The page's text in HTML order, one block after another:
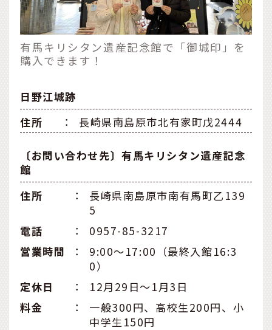
有馬キリシタン遺産記念館で「御城印」を
購入できます！
日野江城跡
住所
： 長崎県南島原市北有家町戊2444
〔お問い合わせ先〕有馬キリシタン遺産記念
館
住所
：
長崎県南島原市南有馬町乙139
5
電話
：
0957-85-3217
営業時間
：
9:00〜17:00（最終入館16:3
0）
定休日
：
12月29日〜1月3日
料金
：
一般300円、高校生200円、小
中学生150円